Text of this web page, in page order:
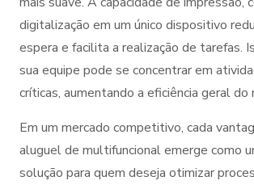
digitalização em um único dispositivo
espera e facilita a realização de tarefas.
sua equipe pode se concentrar em
críticas, aumentando a eficiência geral do
Em um mercado competitivo, cada
aluguel de multifuncional emerge como
solução para quem deseja otimizar